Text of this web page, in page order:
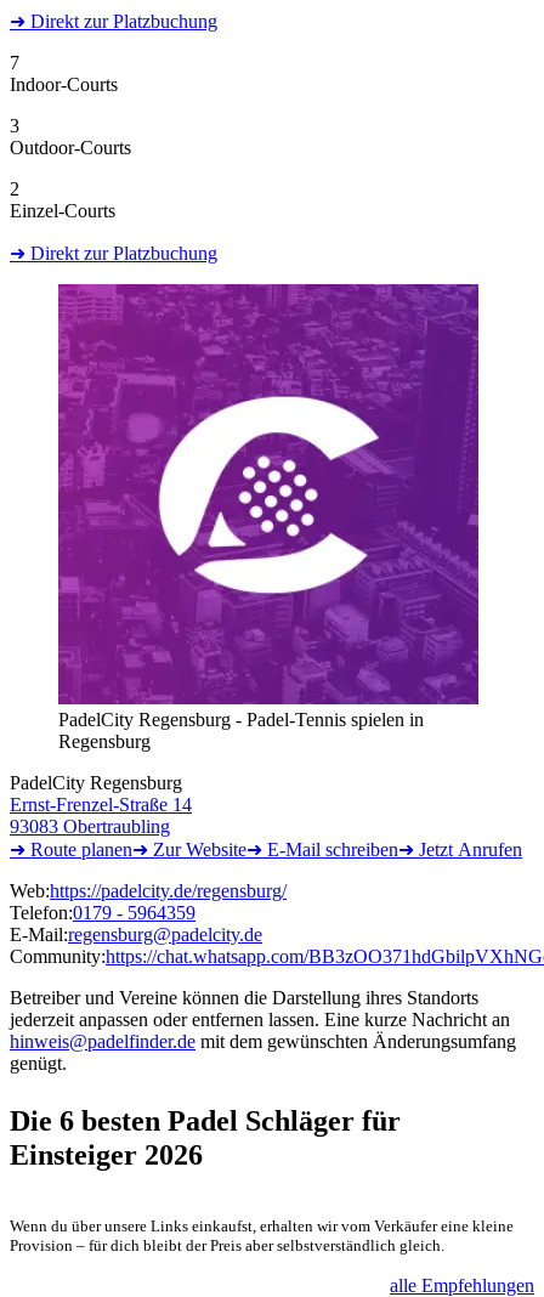
➜ Direkt zur Platzbuchung
7
Indoor-Courts
3
Outdoor-Courts
2
Einzel-Courts
➜ Direkt zur Platzbuchung
PadelCity Regensburg - Padel-Tennis spielen in
Regensburg
PadelCity Regensburg
Ernst-Frenzel-Straße 14
93083 Obertraubling
➜ Route planen➜ ZurWebsite➜ E-Mail schreiben➜ Jetzt Anrufen
Web:https://padelcity.de/regensburg/
Telefon:0179 - 5964359
E-Mail:regensburg@padelcity.de
Community:https://chat.whatsapp.com/
Betreiber und Vereine können die Darstellung ihres Standorts
jederzeit anpassen oder entfernen lassen. Eine kurze Nachricht an
hinweis@padelfinder.de mit dem gewünschten Änderungsumfang
genügt.
Die 6 besten Padel Schläger für
Einsteiger 2026
Wenn du über unsere Links einkaufst, erhalten wir vom Verkäufer eine kleine
Provision – für dich bleibt der Preis aber selbstverständlich gleich.
alle Empfehlungen